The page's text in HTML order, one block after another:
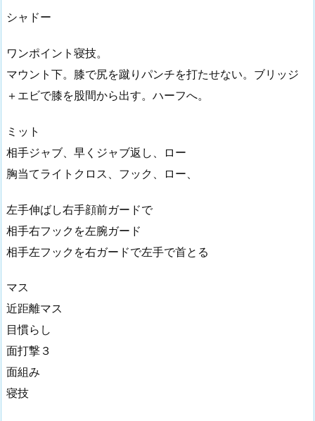
シャドー
ワンポイント寝技。
マウント下。膝で尻を蹴りパンチを打たせない。ブリッジ
＋エビで膝を股間から出す。ハーフへ。
ミット
相手ジャブ、早くジャブ返し、ロー
胸当てライトクロス、フック、ロー、
左手伸ばし右手顔前ガードで
相手右フックを左腕ガード
相手左フックを右ガードで左手で首とる
マス
近距離マス
目慣らし
面打撃３
面組み
寝技